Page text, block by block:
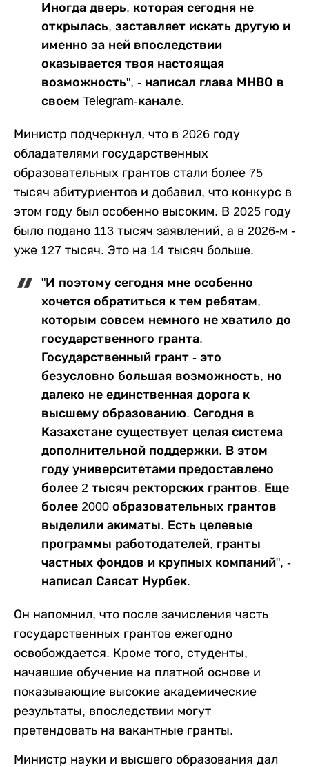
Иногда дверь, которая сегодня не
открылась, заставляет искать другую и
именно за ней впоследствии
оказывается твоя настоящая
возможность", - написал глава МНВО в
своем Telegram-канале.
Министр подчеркнул, что в 2026 году
обладателями государственных
образовательных грантов стали более 75
тысяч абитуриентов и добавил, что конкурс в
этом году был особенно высоким. В 2025 году
было подано 113 тысяч заявлений, а в 2026-м -
уже 127 тысяч. Это на 14 тысяч больше.
"И поэтому сегодня мне особенно
хочется обратиться к тем ребятам,
которым совсем немного не хватило до
государственного гранта.
Государственный грант - это
безусловно большая возможность, но
далеко не единственная дорога к
высшему образованию. Сегодня в
Казахстане существует целая система
дополнительной поддержки. В этом
году университетами предоставлено
более 2 тысяч ректорских грантов. Еще
более 2000 образовательных грантов
выделили акиматы. Есть целевые
программы работодателей, гранты
частных фондов и крупных компаний", -
написал Саясат Нурбек.
Он напомнил, что после зачисления часть
государственных грантов ежегодно
освобождается. Кроме того, студенты,
начавшие обучение на платной основе и
показывающие высокие академические
результаты, впоследствии могут
претендовать на вакантные гранты.
Министр науки и высшего образования дал